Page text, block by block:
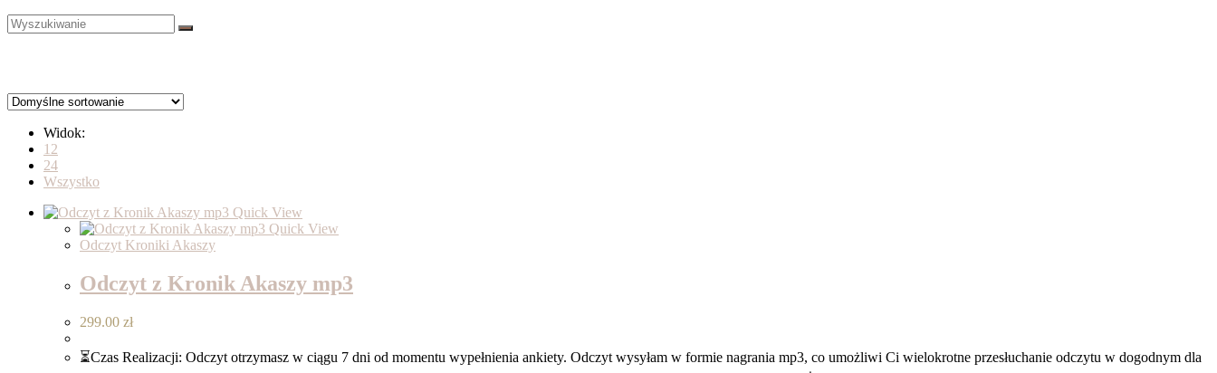
Widok:
12
24
Wszystko
Quick View
Quick View
Odczyt Kroniki Akaszy
Odczyt z Kronik Akaszy mp3
299.00 zł
⏳Czas Realizacji: Odczyt otrzymasz w ciągu 7 dni od momentu wypełnienia ankiety. Odczyt wysyłam w formie nagrania mp3, co umożliwi Ci wielokrotne przesłuchanie odczytu w dogodnym dla